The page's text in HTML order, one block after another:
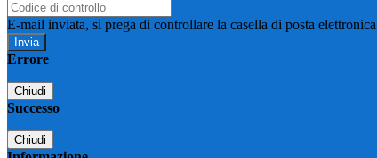
E-mail inviata, si prega di controllare la casella di posta
Errore
Chiudi
Successo
Chiudi